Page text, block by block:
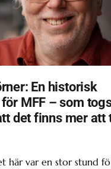
En historisk
MFF – som
det finns mer att
här var en stor stund